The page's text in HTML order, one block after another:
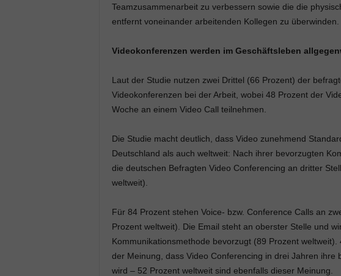
Teamzusammenarbeit zu verbessern sowie die die
entfernt voneinander arbeitenden Kollegen zu überwinden.
Videokonferenzen werden im Geschäftsleben
Laut der Studie nutzen zwei Drittel (66 Prozent) der
Videokonferenzen bei der Arbeit, wobei 48 Prozent der
Woche an einem Video Call teilnehmen.
Die Studie macht deutlich, dass Video zunehmend
Deutschland als auch weltweit: Nach ihrer bevorzugten
die deutschen Befragten Video Conferencing an dritter
weltweit).
Für 84 Prozent stehen Voice- bzw. Conference Calls an
Prozent weltweit). Die Email steht an oberster Stelle und
Kommunikationsmethode bevorzugt (89 Prozent
der Meinung, dass Video Conferencing in drei Jahren ihre
wird – 52 Prozent weltweit sind ebenfalls dieser Meinung.